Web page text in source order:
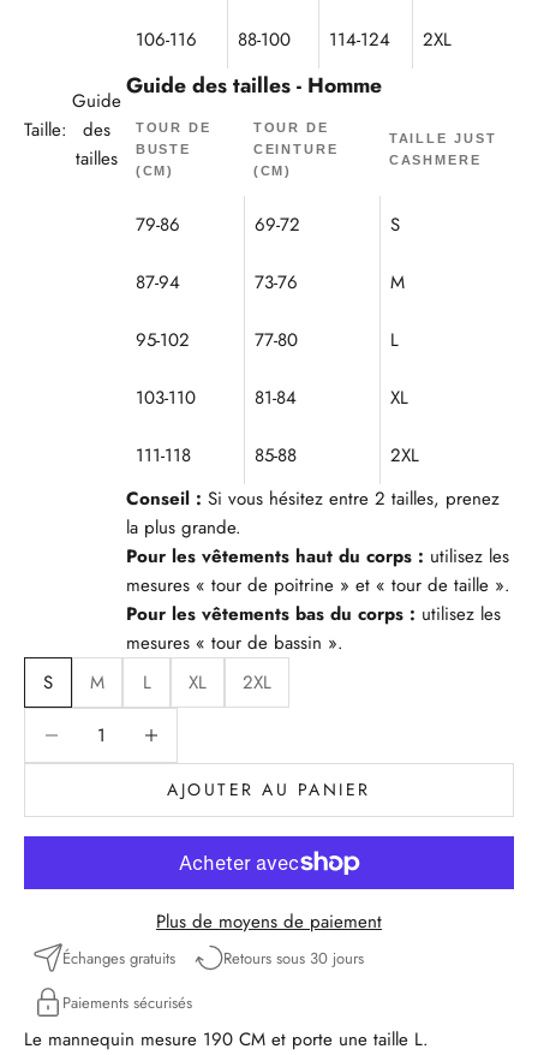
Taille:
Guide
des
tailles
106-116 88-100 114-124 2XL
Guide des tailles - Homme
TOUR DE
BUSTE
(CM)
TOUR DE
CEINTURE
(CM)
TAILLE JUST
CASHMERE
79-86 69-72 S
87-94 73-76 M
95-102 77-80 L
103-110 81-84 XL
111-118 85-88
2XL
Conseil : Si vous hésitez entre 2 tailles, prenez
la plus grande.
Pour les vêtements haut du corps : utilisez les
mesures « tour de poitrine » et « tour de taille ».
Pour les vêtements bas du corps : utilisez les
mesures « tour de bassin ».
S
M L XL
2XL
Diminuer la quantitéDiminuer la quantité
AJOUTER AU PANIER
Plus de moyens de paiement
Échanges gratuits
Retours sous 30 jours
Paiements sécurisés
Le mannequin mesure 190 CM et porte une taille L.